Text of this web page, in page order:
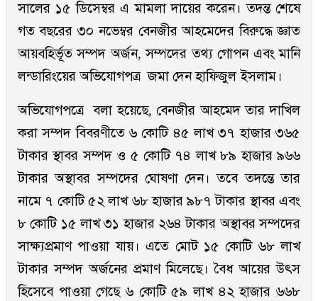
সালের ১৫ ডিসেম্বর এ মামলা দায়ের করেন। তদন্ত শেষে
গত বছরের ৩০ নভেম্বর বেনজীর আহমেদের বিরুদ্ধে জ্ঞাত
আয়বহির্ভূত সম্পদ অর্জন, সম্পদের তথ্য গোপন এবং মানি
লন্ডারিংয়ের অভিযোগপত্র জমা দেন হাফিজুল ইসলাম।
অভিযোগপত্রে বলা হয়েছে, বেনজীর আহমেদ তার দাখিল
করা সম্পদ বিবরণীতে ৬ কোটি ৪৫ লাখ ৩৭ হাজার ৩৬৫
টাকার স্থাবর সম্পদ ও ৫ কোটি ৭৪ লাখ ৮৯ হাজার ৯৬৬
টাকার অস্থাবর সম্পদের ঘোষণা দেন। তবে তদন্তে তার
নামে ৭ কোটি ৫২ লাখ ৬৮ হাজার ৯৮৭ টাকার স্থাবর এবং
৮ কোটি ১৫ লাখ ৩১ হাজার ২৬৪ টাকার অস্থাবর সম্পদের
সাক্ষ্যপ্রমাণ পাওয়া যায়। এতে মোট ১৫ কোটি ৬৮ লাখ
টাকার সম্পদ অর্জনের প্রমাণ মিলেছে। বৈধ আয়ের উৎস
হিসেবে পাওয়া গেছে ৬ কোটি ৫৯ লাখ ৪২ হাজার ৬৬৮